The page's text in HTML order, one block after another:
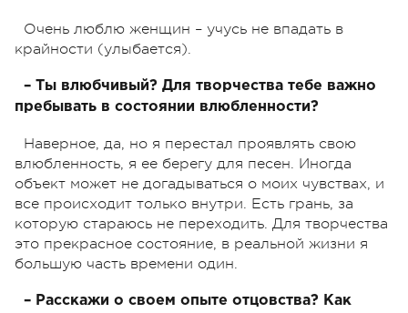
Очень люблю женщин – учусь не впадать в
крайности (улыбается).
– Ты влюбчивый? Для творчества тебе важно
пребывать в состоянии влюбленности?
Наверное, да, но я перестал проявлять свою
влюбленность, я ее берегу для песен. Иногда
объект может не догадываться о моих чувствах, и
все происходит только внутри. Есть грань, за
которую стараюсь не переходить. Для творчества
это прекрасное состояние, в реальной жизни я
большую часть времени один.
– Расскажи о своем опыте отцовства? Как